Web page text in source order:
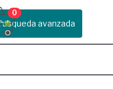
avanzada
0